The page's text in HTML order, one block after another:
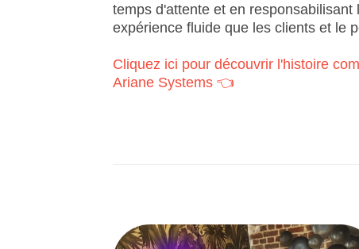
temps d'attente et en
expérience fluide que les clients et le
Cliquez ici pour découvrir l'histoire
Ariane Systems 👈